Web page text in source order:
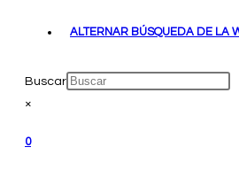
ALTERNAR BÚSQUEDA DE LA
Buscar
×
0